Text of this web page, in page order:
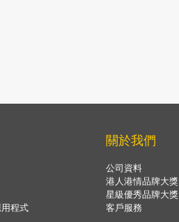
程式
關於我們
公司資料
港人港情品牌大獎
星級優秀品牌大獎
客戶服務